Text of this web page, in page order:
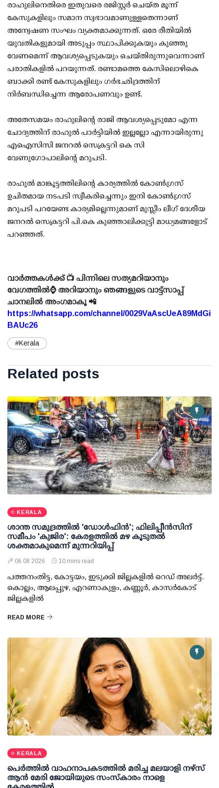
രാഹുലിനെതിരെ ഇതുവരെ രജിസ്റ്റര്‍ ചെയ്ത മൂന്ന്
കേസുകളിലും സമാന സ്വഭാവമാണുള്ളതെന്നാണ്
അന്വേഷണ സംഘം വ്യക്തമാക്കുന്നത്. ഒരേ രീതിയില്‍
യുവതികളുമായി അടുപ്പം സ്ഥാപിക്കുകയും കുഞ്ഞു
വേണമെന്ന് ആവശ്യപ്പെടുകയും ചെയ്തിരുന്നുവെന്നാണ്
പരാതികളില്‍ പറയുന്നത്. രണ്ടാമത്തെ കേസിലൊഴികെ
ബാക്കി രണ്ട് കേസുകളിലും ഗര്‍ഭഛിദ്രത്തിന്
നിര്‍ബന്ധിച്ചെന്ന ആരോപണവും ഉണ്ട്.
അതേസമയം രാഹുലിന്റെ രാജി ആവശ്യപ്പെടുമോ എന്ന
ചോദ്യത്തിന് രാഹുല്‍ പാര്‍ട്ടിയില്‍ ഇല്ലല്ലോ എന്നായിരുന്നു
എഐസിസി ജനറല്‍ സെക്രട്ടറി കെ സി
വേണുഗോപാലിന്റെ മറുപടി.
രാഹുല്‍ മാങ്കൂട്ടത്തിലിന്റെ കാര്യത്തില്‍ കോണ്‍ഗ്രസ്
ഉചിതമായ നടപടി സ്വീകരിച്ചെന്നും ഇനി കോണ്‍ഗ്രസ്
മറുപടി പറയേണ്ട കാര്യമില്ലെന്നുമാണ് മുസ്ലീം ലീഗ് ദേശീയ
ജനറല്‍ സെക്രട്ടറി പി.കെ കുഞ്ഞാലിക്കുട്ടി മാധ്യമങ്ങളോട്
പറഞ്ഞത്.
വാർത്തകൾക്ക് 📺 പിന്നിലെ സത്യമറിയാനും
വേഗത്തിൽ⌚ അറിയാനും ഞങ്ങളുടെ വാട്ട്സാപ്പ്
ചാനലിൽ അംഗമാകൂ 📲
https://whatsapp.com/channel/0029VaAscUeA89MdGi
BAUc26
#Kerala
Related posts
KERALA
ശാന്ത സമുദ്രത്തില്‍ 'ഡോള്‍ഫിന്‍'; ഫിലിപ്പീന്‍സിന്
സമീപം 'കുജിര': കേരളത്തില്‍ മഴ കൂടുതല്‍
ശക്തമാകുമെന്ന് മുന്നറിയിപ്പ്
06 08 2026 10 mins read
പത്തനംതിട്ട, കോട്ടയം, ഇടുക്കി ജില്ലകളില്‍ റെഡ് അലര്‍ട്ട്.
കൊല്ലം, ആലപ്പുഴ, എറണാകുളം, കണ്ണൂര്‍, കാസര്‍കോട്
ജില്ലകളില്‍
READ MORE
KERALA
പെർത്തിൽ വാഹനാപകടത്തിൽ മരിച്ച മലയാളി നഴ്സ്
ആൻ മേരി ജോയിയുടെ സംസ്കാരം നാളെ